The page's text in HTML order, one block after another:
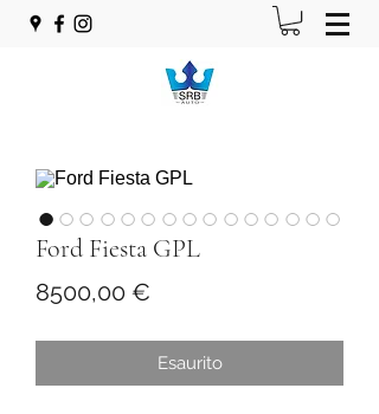
Ford Fiesta GPL
8500,00 €
Esaurito